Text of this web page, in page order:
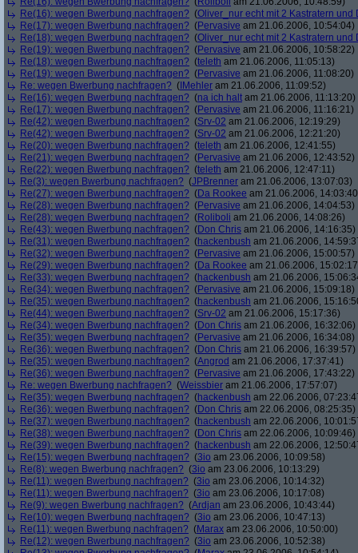
Re(16): wegen Bwerbung nachfragen? (Oliver_nur echt mit 2 Kastratern und
Re(17): wegen Bwerbung nachfragen? (Pervasive am 21.06.2006, 10:54:04)
Re(18): wegen Bwerbung nachfragen? (Oliver_nur echt mit 2 Kastratern und
Re(19): wegen Bwerbung nachfragen? (Pervasive am 21.06.2006, 10:58:22)
Re(18): wegen Bwerbung nachfragen? (teleth am 21.06.2006, 11:05:13)
Re(19): wegen Bwerbung nachfragen? (Pervasive am 21.06.2006, 11:08:20)
Re: wegen Bwerbung nachfragen? ( IMehler am 21.06.2006, 11:09:52)
Re(16): wegen Bwerbung nachfragen? (na ich halt am 21.06.2006, 11:13:20)
Re(17): wegen Bwerbung nachfragen? (Pervasive am 21.06.2006, 11:16:21)
Re(42): wegen Bwerbung nachfragen? (Srv-02 am 21.06.2006, 12:19:29)
Re(42): wegen Bwerbung nachfragen? (Srv-02 am 21.06.2006, 12:21:20)
Re(20): wegen Bwerbung nachfragen? (teleth am 21.06.2006, 12:41:55)
Re(21): wegen Bwerbung nachfragen? (Pervasive am 21.06.2006, 12:43:52)
Re(22): wegen Bwerbung nachfragen? (teleth am 21.06.2006, 12:47:11)
Re(3): wegen Bwerbung nachfragen? (JPBrenner am 21.06.2006, 13:07:03)
Re(27): wegen Bwerbung nachfragen? (Da Rookee am 21.06.2006,
Re(28): wegen Bwerbung nachfragen? (Pervasive am 21.06.2006, 14:04:53)
Re(28): wegen Bwerbung nachfragen? (Roliboli am 21.06.2006, 14:08:26)
Re(43): wegen Bwerbung nachfragen? (Don Chris am 21.06.2006, 14:16:35)
Re(31): wegen Bwerbung nachfragen? (hackenbush am 21.06.2006,
Re(32): wegen Bwerbung nachfragen? (Pervasive am 21.06.2006, 15:00:57)
Re(29): wegen Bwerbung nachfragen? (Da Rookee am 21.06.2006,
Re(33): wegen Bwerbung nachfragen? (hackenbush am 21.06.2006,
Re(34): wegen Bwerbung nachfragen? (Pervasive am 21.06.2006, 15:09:18)
Re(35): wegen Bwerbung nachfragen? (hackenbush am 21.06.2006,
Re(44): wegen Bwerbung nachfragen? (Srv-02 am 21.06.2006, 15:17:36)
Re(34): wegen Bwerbung nachfragen? (Don Chris am 21.06.2006, 16:32:06)
Re(35): wegen Bwerbung nachfragen? (Pervasive am 21.06.2006, 16:34:08)
Re(36): wegen Bwerbung nachfragen? (Don Chris am 21.06.2006, 16:39:57)
Re(35): wegen Bwerbung nachfragen? (Angrod am 21.06.2006, 17:37:41)
Re(36): wegen Bwerbung nachfragen? (Pervasive am 21.06.2006, 17:43:22)
Re: wegen Bwerbung nachfragen? (Weissbier am 21.06.2006, 17:57:07)
Re(35): wegen Bwerbung nachfragen? (hackenbush am 22.06.2006,
Re(36): wegen Bwerbung nachfragen? (Don Chris am 22.06.2006, 08:25:35)
Re(37): wegen Bwerbung nachfragen? (hackenbush am 22.06.2006,
Re(38): wegen Bwerbung nachfragen? (Don Chris am 22.06.2006, 10:09:46)
Re(39): wegen Bwerbung nachfragen? (hackenbush am 22.06.2006,
Re(15): wegen Bwerbung nachfragen? (3io am 23.06.2006, 10:09:58)
Re(8): wegen Bwerbung nachfragen? (3io am 23.06.2006, 10:13:29)
Re(11): wegen Bwerbung nachfragen? (3io am 23.06.2006, 10:14:32)
Re(11): wegen Bwerbung nachfragen? (3io am 23.06.2006, 10:17:08)
Re(9): wegen Bwerbung nachfragen? (Ardjan am 23.06.2006, 10:43:44)
Re(10): wegen Bwerbung nachfragen? (3io am 23.06.2006, 10:47:13)
Re(11): wegen Bwerbung nachfragen? (Marax am 23.06.2006, 10:50:00)
Re(12): wegen Bwerbung nachfragen? (3io am 23.06.2006, 10:52:38)